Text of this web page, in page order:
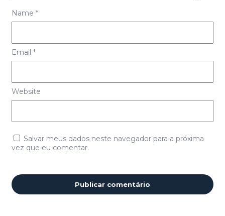
Name *
Email *
Website
Salvar meus dados neste navegador para a próxima
vez que eu comentar.